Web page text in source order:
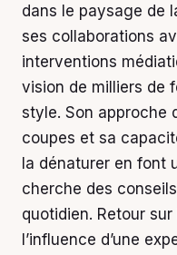
dans le paysage de
ses collaborations
interventions
vision de milliers de
style. Son approche
coupes et sa
la dénaturer en font
cherche des
quotidien. Retour
l’influence d’une